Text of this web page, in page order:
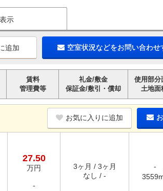
示
追加 空室状況などをお問い合わせ
賃料
管理費等
礼金/敷金
保証金/敷引・償却
使用部分
土地面
お気に入りに追加
27.50
万円
-
3ヶ月 / 3ヶ月
なし / -
-